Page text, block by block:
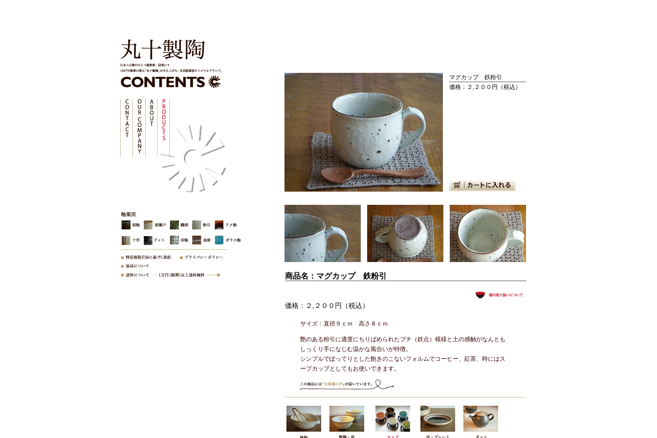
マグカップ 鉄粉引
価格：２,２００円（税込）
商品名：マグカップ 鉄粉引
価格：２,２００円（税込）
サイズ：直径９ｃｍ 高さ８ｃｍ
艶のある粉引に適度にちりばめられたブチ（鉄点）模様と土の感触がなんとも
しっくり手になじむ温かな風合いが特徴。
シンプルでぽってりとした飽きのこないフォルムでコーヒー、紅茶、時にはス
ープカップとしてもお使いできます。